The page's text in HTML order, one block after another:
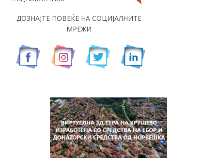
ДОЗНАЈТЕ ПОВЕЌЕ НА СОЦИЈАЛНИТЕ
МРЕЖИ